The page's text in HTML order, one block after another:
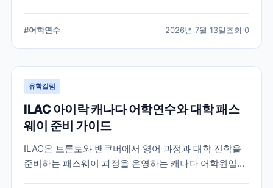
해야 할 주요 특징과 준비 사항을 정리했습니다.
#어학연수 2026년 7월 13일조회 0
유학칼럼
ILAC 아이락 캐나다 어학연수와 대학 패스
웨이 준비 가이드
ILAC은 토론토와 밴쿠버에서 영어 과정과 대학 진학을
준비하는 패스웨이 과정을 운영하는 캐나다 어학원입니